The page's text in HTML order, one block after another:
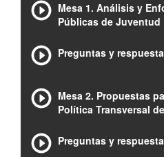
Mesa 1. Análisis y
Públicas de Juventud
Preguntas y
Mesa 2. Propuestas
Política Transversal
Preguntas y